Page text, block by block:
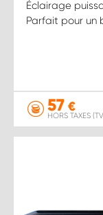
Éclairage
Parfait pour un
57 €
HORS TAXES